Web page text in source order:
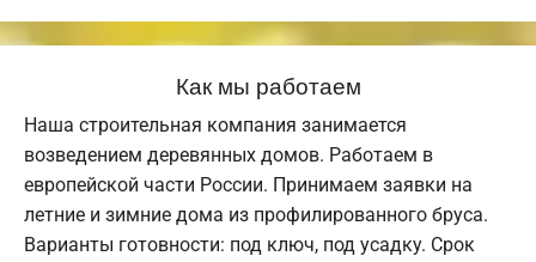
Как мы работаем
Наша строительная компания занимается
возведением деревянных домов. Работаем в
европейской части России. Принимаем заявки на
летние и зимние дома из профилированного бруса.
Варианты готовности: под ключ, под усадку. Срок